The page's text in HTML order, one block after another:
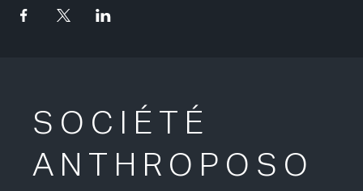
SOCIÉTÉ
ANTHROPOSO